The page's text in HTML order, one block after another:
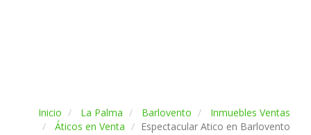
Inicio La Palma Barlovento
Inmuebles Ventas
Áticos en Venta
Espectacular Atico en Barlovento